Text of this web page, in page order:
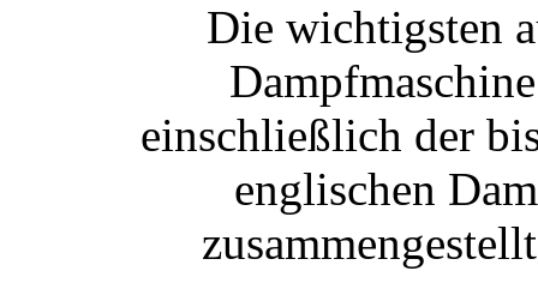
Die wichtigsten
einschließlich der
englischen